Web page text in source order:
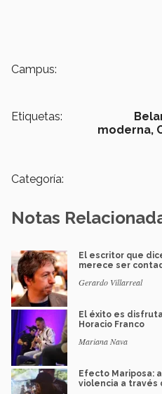
Campus:
Etiquetas:
moderna,
Categoría:
Notas
El escritor que
merece ser
Gerardo Villarreal
El éxito es
Horacio Franco
Mariana Nava
Efecto Mariposa:
violencia a través